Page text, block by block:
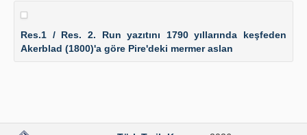
Res.1 / Res. 2. Run yazıtını 1790 yıllarında keşfeden
Akerblad (1800)'a göre Pire'deki mermer aslan